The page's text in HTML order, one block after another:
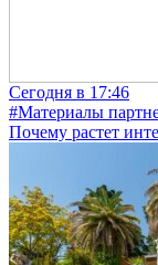
Сегодня в 17:46
#Материалы
Почему растет